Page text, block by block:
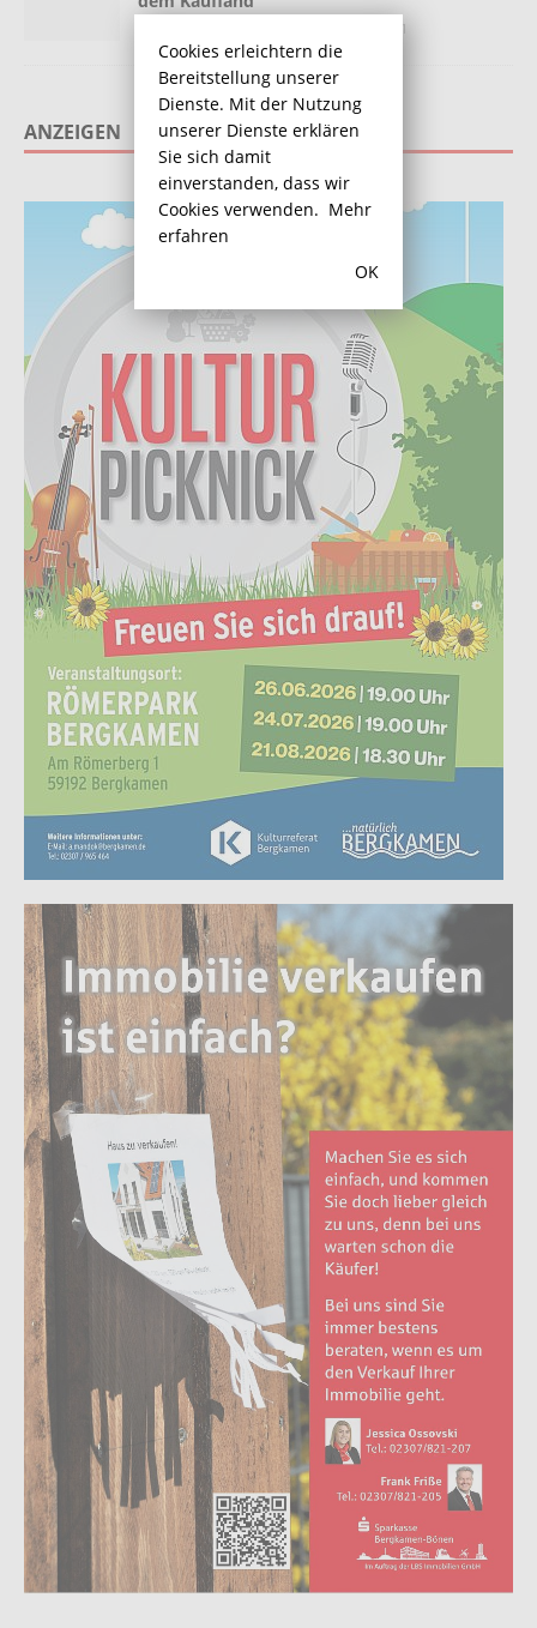
1
ANZEIGEN
Cookies erleichtern die
Bereitstellung unserer
Dienste. Mit der Nutzung
unserer Dienste erklären
Sie sich damit
einverstanden, dass wir
Cookies verwenden. Mehr
erfahren
OK